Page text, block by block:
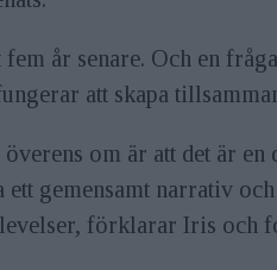
år senare. Och en
att skapa
om är att det är
ett gemensamt narrativ
förklarar Iris och